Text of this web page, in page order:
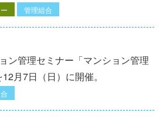
管理組合
ン管理セミナー「マンション管理
⽉7⽇（⽇）に開催。